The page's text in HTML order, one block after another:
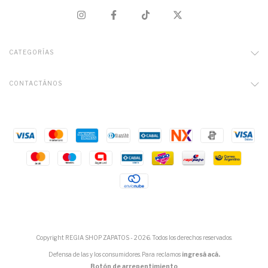
CATEGORÍAS
CONTACTÁNOS
Copyright REGIA SHOP ZAPATOS - 2026. Todos los derechos reservados.
Defensa de las y los consumidores. Para reclamos ingresá acá.
Botón de arrepentimiento